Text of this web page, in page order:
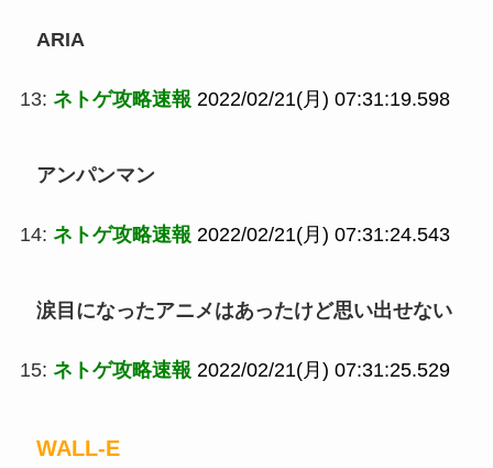
ARIA
13: ネトゲ攻略速報 2022/02/21(月) 07:31:19.598
アンパンマン
14: ネトゲ攻略速報 2022/02/21(月) 07:31:24.543
涙目になったアニメはあったけど思い出せない
15: ネトゲ攻略速報 2022/02/21(月) 07:31:25.529
WALL-E